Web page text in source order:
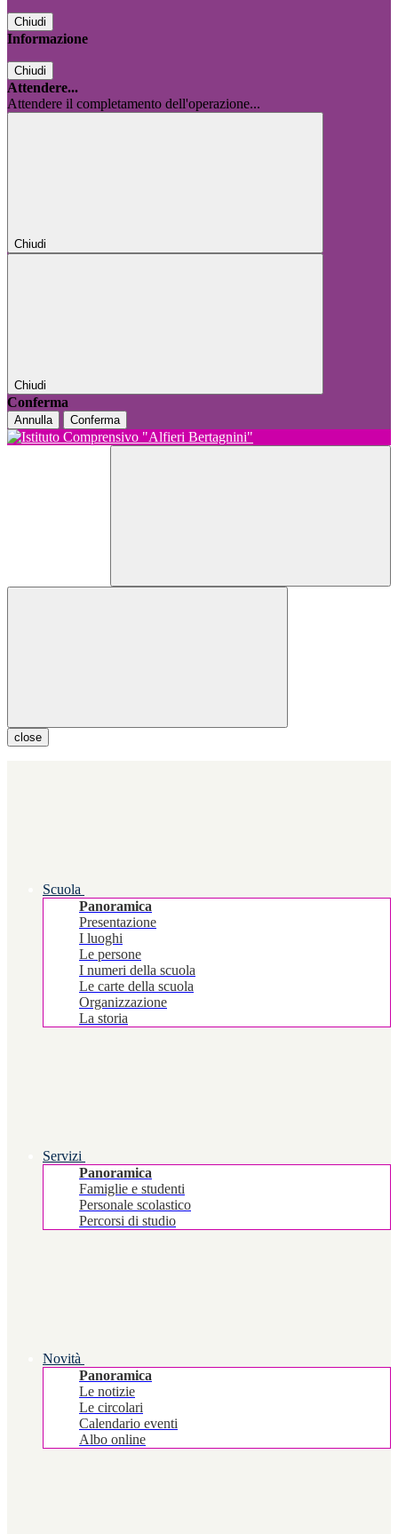
Chiudi
Informazione
Chiudi
Attendere...
Attendere il completamento dell'operazione...
Chiudi
Chiudi
Conferma
Annulla Conferma
close
Scuola
Panoramica
Presentazione
I luoghi
Le persone
I numeri della scuola
Le carte della scuola
Organizzazione
La storia
Servizi
Panoramica
Famiglie e studenti
Personale scolastico
Percorsi di studio
Novità
Panoramica
Le notizie
Le circolari
Calendario eventi
Albo online